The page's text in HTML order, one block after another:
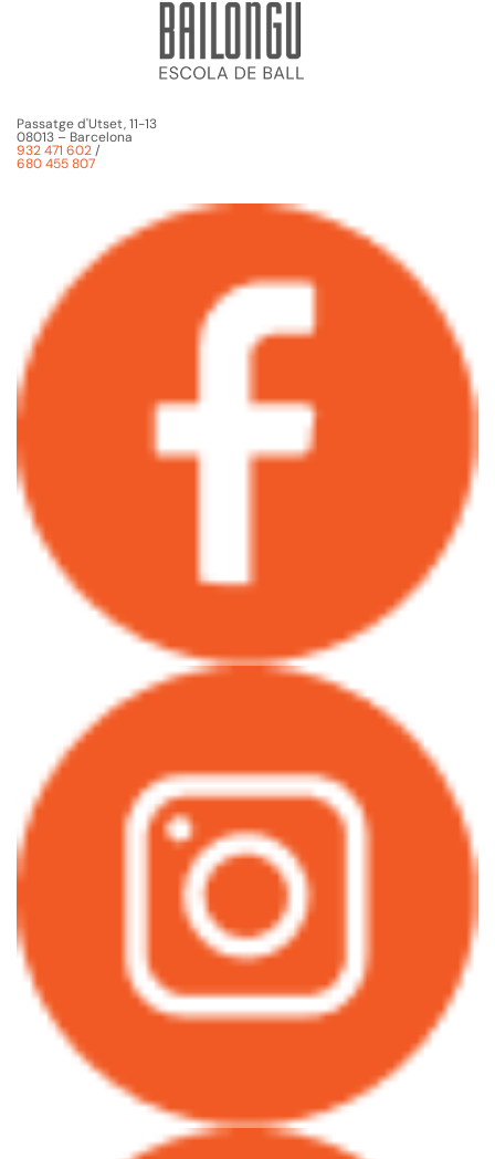
Passatge d'Utset, 11-13
08013 – Barcelona
932 471 602/
680 455 807